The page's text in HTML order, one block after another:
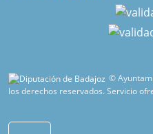
©
los derechos reservados.Servicio